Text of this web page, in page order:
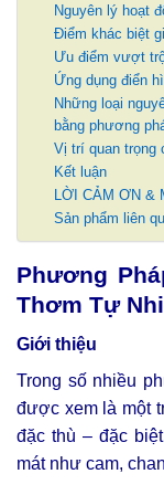
Nguyên lý hoạt
Điểm khác biệt
Ưu điểm vượt
Ứng dụng điển
Những loại
bằng phương
Vị trí quan trọng
Kết luận
LỜI CẢM ƠN &
Sản phẩm liên
Phương
Thơm Tự
Giới thiệu
Trong số nhiều
được xem là một
đặc thù – đặc
mát như cam,